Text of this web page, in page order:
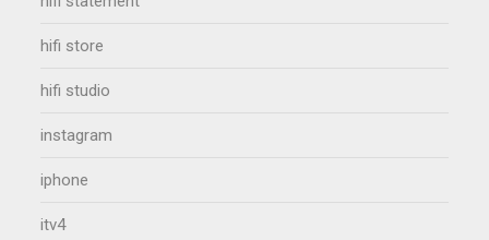
hifi store
hifi studio
instagram
iphone
itv4